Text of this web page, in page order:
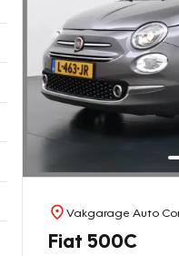
Vakgarage Auto
Fiat 500C